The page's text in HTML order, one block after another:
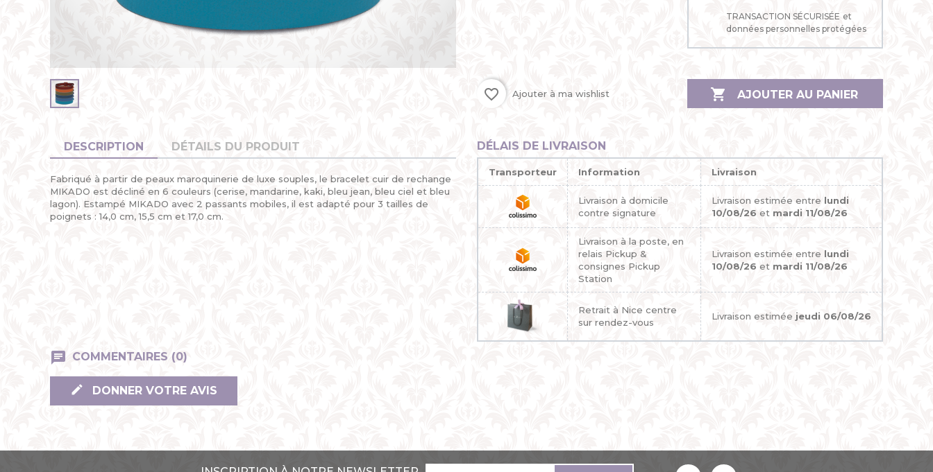
favorite_border Ajouter à ma wishlist  AJOUTER AU PANIER
TRANSACTION SÉCURISÉE et
données personnelles protégées
DESCRIPTION DÉTAILS DU PRODUIT
Fabriqué à partir de peaux maroquinerie de luxe souples, le bracelet cuir de rechange
MIKADO est décliné en 6 couleurs (cerise, mandarine, kaki, bleu jean, bleu ciel et bleu
lagon). Estampé MIKADO avec 2 passants mobiles, il est adapté pour 3 tailles de
poignets : 14,0 cm, 15,5 cm et 17,0 cm.
DÉLAIS DE LIVRAISON
Transporteur Information Livraison
Livraison à domicile
contre signature
Livraison estimée entre lundi
10/08/26 et mardi 11/08/26
Livraison à la poste, en
relais Pickup &
consignes Pickup
Station
Livraison estimée entre lundi
10/08/26 et mardi 11/08/26
Retrait à Nice centre
sur rendez-vous
Livraison estimée jeudi 06/08/26
COMMENTAIRES (0)
DONNER VOTRE AVIS